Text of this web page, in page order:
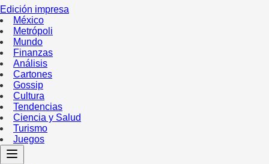
Edición impresa
México
Metrópoli
Mundo
Finanzas
Análisis
Cartones
Gossip
Cultura
Tendencias
Ciencia y Salud
Turismo
Juegos